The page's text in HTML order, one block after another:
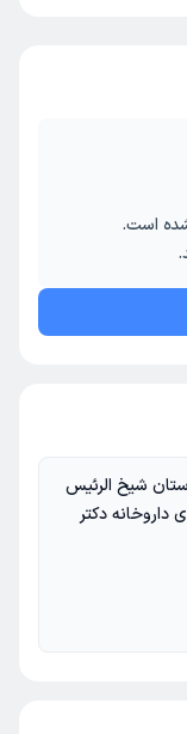
است.
شیخ الرئیس
داروخانه دکتر